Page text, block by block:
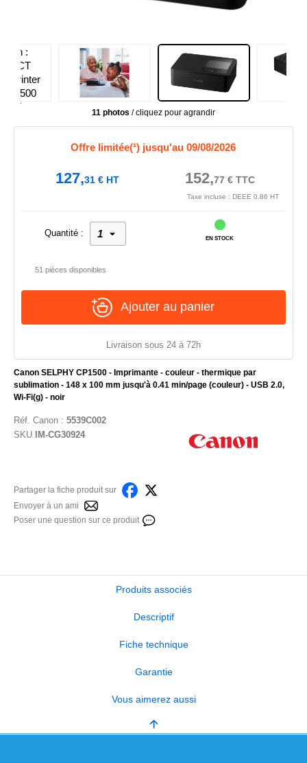
11 photos / cliquez pour agrandir
Canon SELPHY CP1500 - Imprimante - couleur - thermique par
sublimation - 148 x 100 mm jusqu'à 0.41 min/page (couleur) - USB 2.0,
Wi-Fi(g) - noir
Réf. Canon: 5539C002
SKU
IM-CG30924
Partager la fiche produit sur
Envoyer à un ami
Poser une question sur ce produit
Offre limitée(¹) jusqu'au 09/08/2026
127,31€HT 152,77 €TTC
Taxe incluse : DEEE 0.86 HT
Quantité :
EN STOCK
51 pièces disponibles
Ajouter au panier
Livraison sous 24 à 72h
Produits associés
Descriptif
Fiche technique
Garantie
Vous aimerez aussi